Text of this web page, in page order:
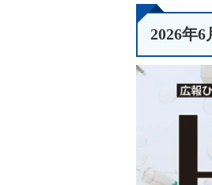
2026年6